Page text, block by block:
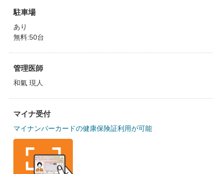
駐車場
あり
無料:50台
管理医師
和氣 現人
マイナ受付
マイナンバーカードの健康保険証利用が可能